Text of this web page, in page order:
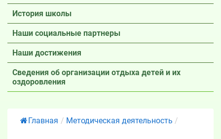
История школы
Наши социальные партнеры
Наши достижения
Сведения об организации отдыха детей и их
оздоровления
Главная / Методическая деятельность /